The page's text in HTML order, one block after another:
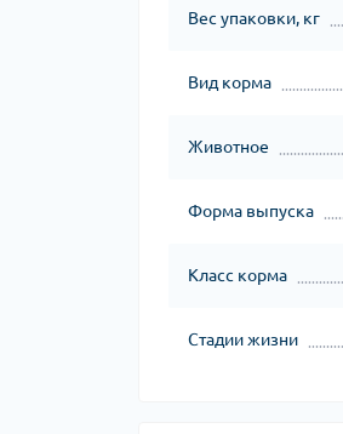
Вес упаковки, кг
Вид корма
Животное
Форма выпуска
Класс корма
Стадии жизни